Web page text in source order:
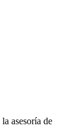
asesoría de